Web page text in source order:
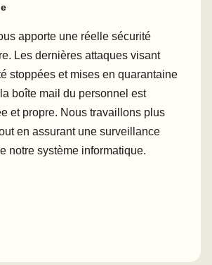
apporte une réelle sécurité
Les dernières attaques visant
stoppées et mises en quarantaine
boîte mail du personnel est
et propre. Nous travaillons plus
en assurant une surveillance
notre système informatique.